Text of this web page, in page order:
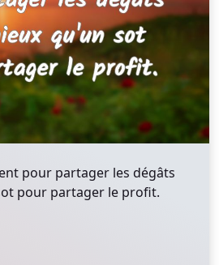
pour partager les dégâts
pour partager le profit.